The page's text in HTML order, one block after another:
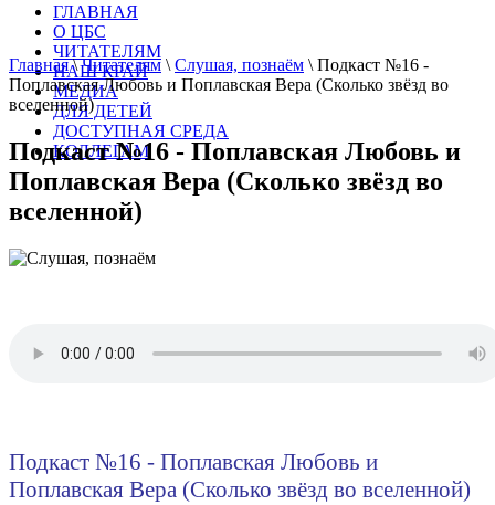
ГЛАВНАЯ
О ЦБС
ЧИТАТЕЛЯМ
НАШ КРАЙ
МЕДИА
ДЛЯ ДЕТЕЙ
ДОСТУПНАЯ СРЕДА
КОЛЛЕГАМ
Главная\Читателям \ Слушая, познаём \ Подкаст №16 -
Поплавская Любовь и Поплавская Вера (Сколько звёзд во
вселенной)
Подкаст №16 - Поплавская Любовь и
Поплавская Вера (Сколько звёзд во
вселенной)
Подкаст №16 - Поплавская Любовь и
Поплавская Вера (Сколько звёзд во вселенной)